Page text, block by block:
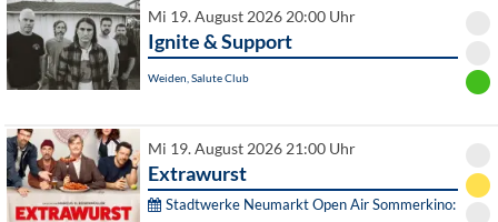
Mi 19. August 2026 20:00 Uhr
Ignite & Support
Weiden, Salute Club
Mi 19. August 2026 21:00 Uhr
Extrawurst
Stadtwerke Neumarkt Open Air Sommerkino: